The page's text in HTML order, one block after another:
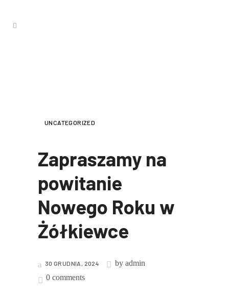
UNCATEGORIZED
Zapraszamy na
powitanie
Nowego Roku w
Żółkiewce
30 GRUDNIA, 2024 byadmin
0 comments